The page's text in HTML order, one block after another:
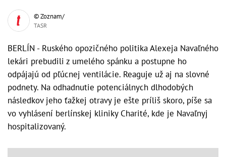
© Zoznam/
TASR
BERLÍN - Ruského opozičného politika Alexeja Navaľného
lekári prebudili z umelého spánku a postupne ho
odpájajú od pľúcnej ventilácie. Reaguje už aj na slovné
podnety. Na odhadnutie potenciálnych dlhodobých
následkov jeho ťažkej otravy je ešte príliš skoro, píše sa
vo vyhlásení berlínskej kliniky Charité, kde je Navaľnyj
hospitalizovaný.